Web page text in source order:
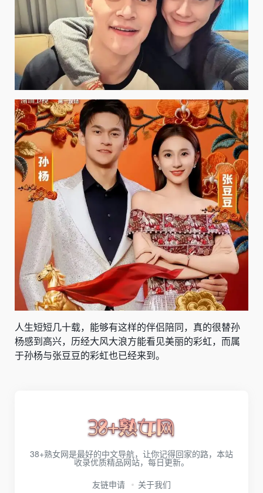
人生短短几十载，能够有这样的伴侣陪同，真的很替孙
杨感到高兴，历经大风大浪方能看见美丽的彩虹，而属
于孙杨与张豆豆的彩虹也已经来到。
38+熟女网是最好的中文导航，让你记得回家的路，本站
收录优质精品网站，每日更新。
友链申请
关于我们